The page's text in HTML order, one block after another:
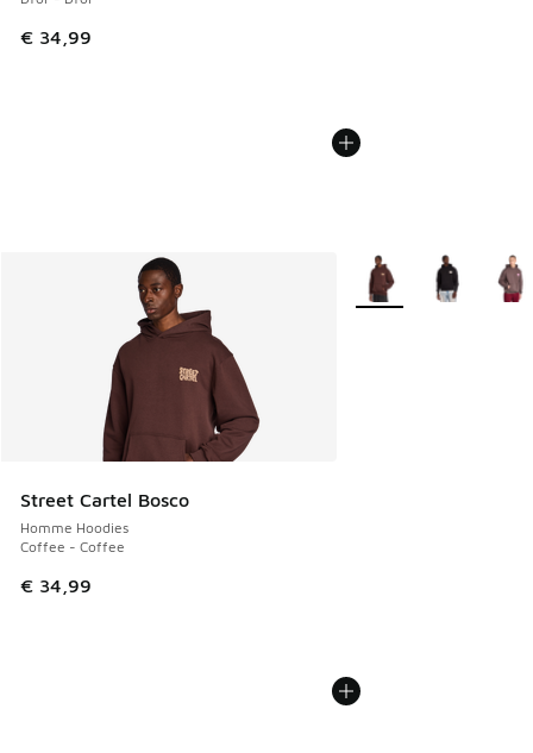
€ 34,99
Street Cartel Bosco
Homme Hoodies
Coffee - Coffee
€ 34,99
Plus de couleurs